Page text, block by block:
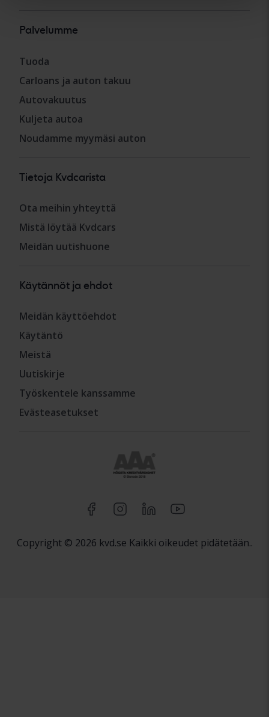
Palvelumme
Tuoda
Carloans ja auton takuu
Autovakuutus
Kuljeta autoa
Noudamme myymäsi auton
Tietoja Kvdcarista
Ota meihin yhteyttä
Mistä löytää Kvdcars
Meidän uutishuone
Käytännöt ja ehdot
Meidän käyttöehdot
Käytäntö
Meistä
Uutiskirje
Työskentele kanssamme
Evästeasetukset
Copyright © 2026 kvd.se Kaikki oikeudet pidätetään..